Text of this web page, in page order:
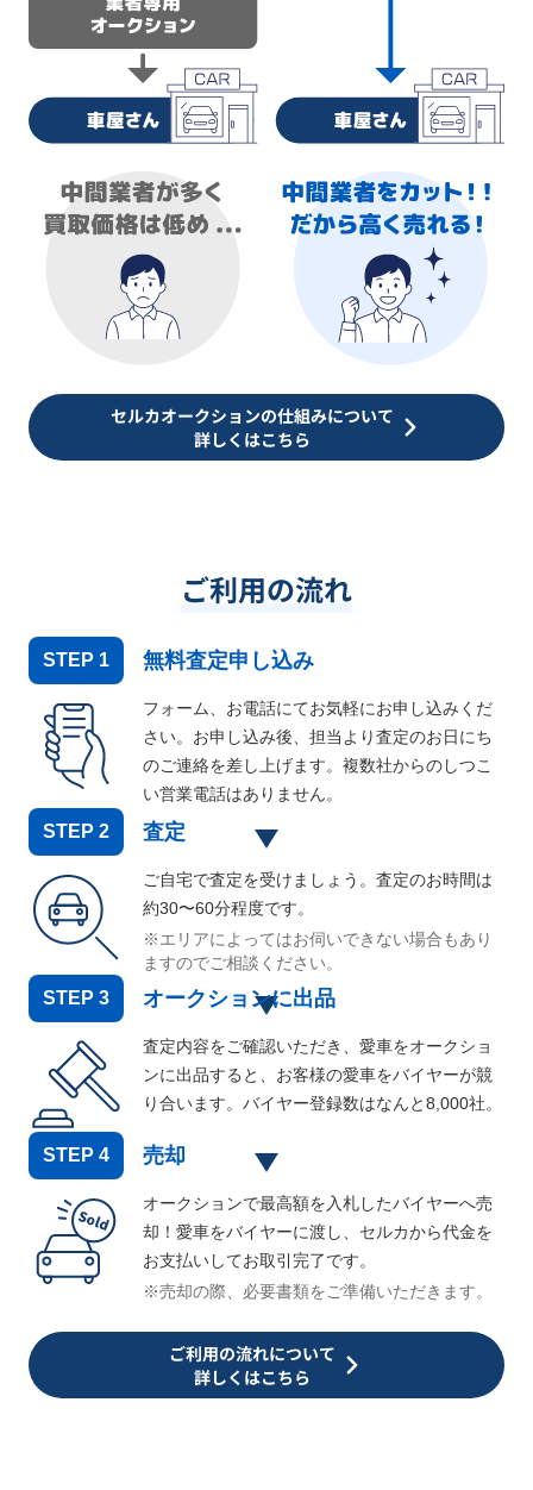
セルカオークションの仕組みについて
詳しくはこちら
ご利用の流れ
STEP 1 無料査定申し込み
フォーム、お電話にてお気軽にお申し込みくだ
さい。お申し込み後、担当より査定のお日にち
のご連絡を差し上げます。複数社からのしつこ
い営業電話はありません。
STEP 2 査定
ご自宅で査定を受けましょう。査定のお時間は
約30〜60分程度です。
※エリアによってはお伺いできない場合もあり
ますのでご相談ください。
STEP 3 オークションに出品
査定内容をご確認いただき、愛車をオークショ
ンに出品すると、お客様の愛車をバイヤーが競
り合います。バイヤー登録数はなんと8,000社。
STEP 4 売却
オークションで最高額を入札したバイヤーへ売
却！愛車をバイヤーに渡し、セルカから代金を
お支払いしてお取引完了です。
※売却の際、必要書類をご準備いただきます。
ご利用の流れについて
詳しくはこちら